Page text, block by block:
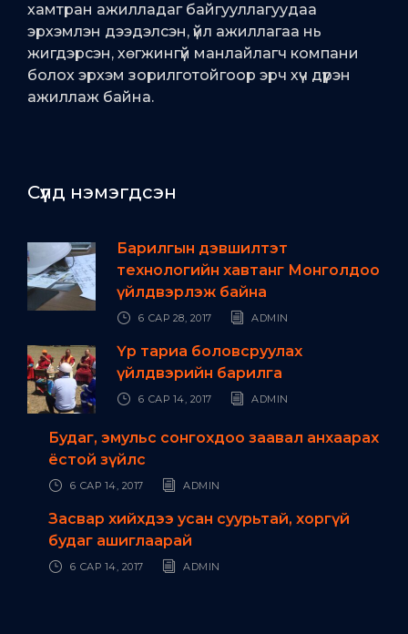
хамтран ажилладаг байгууллагуудаа
эрхэмлэн дээдэлсэн, үйл ажиллагаа нь
жигдэрсэн, хөгжингүй манлайлагч компани
болох эрхэм зорилготойгоор эрч хүч дүүрэн
ажиллаж байна.
Сүүлд нэмэгдсэн
Барилгын дэвшилтэт
технологийн хавтанг Монголдоо
үйлдвэрлэж байна
6 САР 28, 2017 ADMIN
Үр тариа боловсруулах
үйлдвэрийн барилга
6 САР 14, 2017 ADMIN
Будаг, эмульс сонгохдоо заавал анхаарах
ёстой зүйлс
6 САР 14, 2017 ADMIN
Засвар хийхдээ усан суурьтай, хоргүй
будаг ашиглаарай
6 САР 14, 2017 ADMIN